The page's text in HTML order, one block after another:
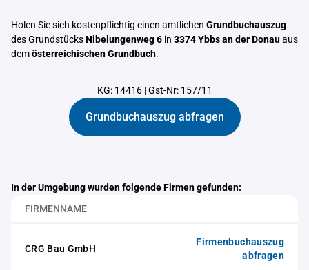
Holen Sie sich kostenpflichtig einen amtlichen Grundbuchauszug
des GrundstücksNibelungenweg 6 in 3374 Ybbs an der Donauaus
demösterreichischen Grundbuch.
KG: 14416|Gst-Nr: 157/11
Grundbuchauszug abfragen
In der Umgebung wurden folgende Firmen gefunden:
FIRMENNAME
CRG Bau GmbH
Firmenbuchauszug
abfragen